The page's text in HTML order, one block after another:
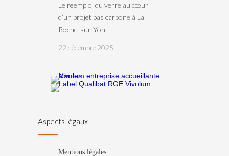
Le réemploi du verre au cœur
d’un projet bas carbone à La
Roche-sur-Yon
22 décembre 2025
Aspects légaux
Mentions légales